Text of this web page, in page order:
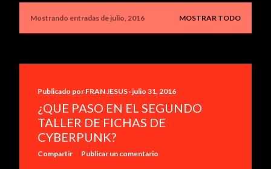
EMostrando entradas de julio, 2016 MOSTRAR TODO
Publicado por FRAN JESUS julio 31, 2016
¿QUE PASO EN EL SEGUNDO
TALLER DE FICHAS DE
CYBERPUNK?
Compartir Publicar un comentario